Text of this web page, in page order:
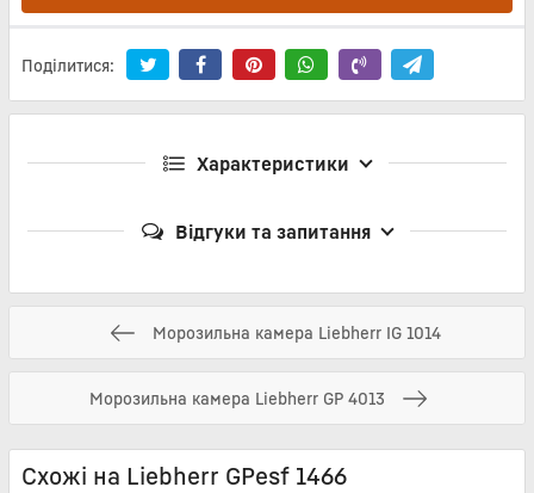
Поділитися:
Характеристики
Відгуки та запитання
Морозильна камера Liebherr IG 1014
Морозильна камера Liebherr GP 4013
Схожі на Liebherr GPesf 1466